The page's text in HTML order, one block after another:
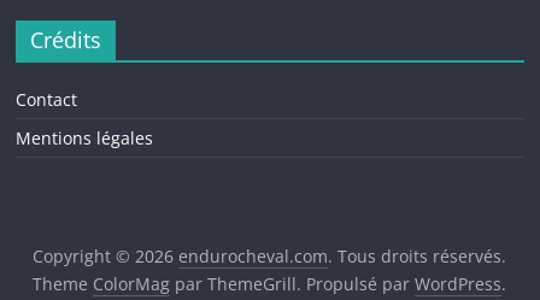
Crédits
Contact
Mentions légales
Copyright © 2026 endurocheval.com. Tous droits réservés.
Theme ColorMag par ThemeGrill. Propulsé parWordPress.